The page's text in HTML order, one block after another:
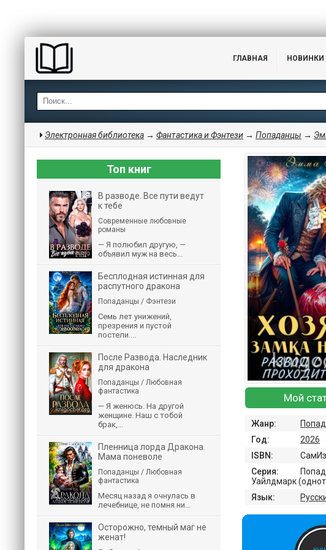
ГЛАВНАЯ НОВИНКИ
Электронная библиотека → Фантастика и Фэнтези → Попаданцы →
Мой
Жанр:
Год:
2026
ISBN:
Серия:
Уайлдмарк
Язык:
Топ книг
В разводе. Все пути ведут
к тебе
Современные любовные
романы
— Я полюбил другую, —
объявил муж на весь...
Бесплодная истинная для
распутного дракона
Попаданцы / Фэнтези
Семь лет унижений,
презрения и пустой
постели....
После Развода. Наследник
для дракона
Попаданцы / Любовная
фантастика
— Я женюсь. На другой
женщине. Наш с тобой
брак,...
Пленница лорда Дракона.
Мама поневоле
Попаданцы / Любовная
фантастика
Месяц назад я очнулась в
лечебнице, не помня ни...
Осторожно, темный маг не
женат!